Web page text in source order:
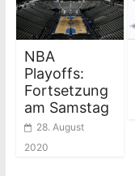
NBA
Playoffs:
Fortsetzung
am Samstag
28. August
2020